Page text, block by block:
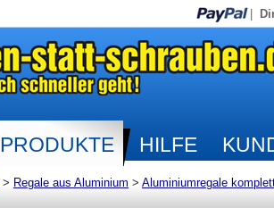
PRODUKTE HILFE
> Regale aus Aluminium > Aluminiumregale